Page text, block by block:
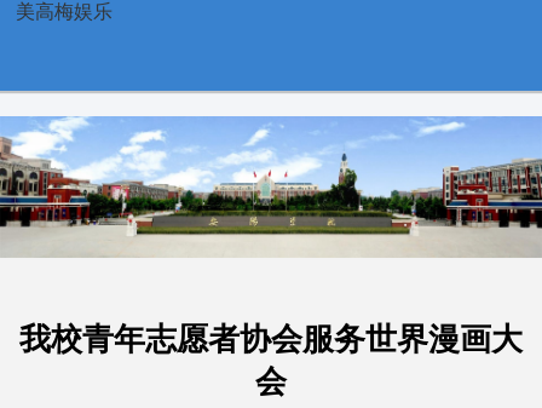
我校青年志愿者协会服务世界漫画大会-美高梅娱乐
美高梅娱乐
我校青年志愿者协会服务世界漫画大
会